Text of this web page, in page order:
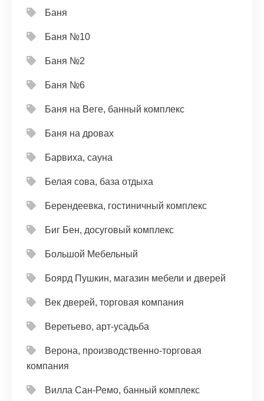
Баня
Баня №10
Баня №2
Баня №6
Баня на Веге, банный комплекс
Баня на дровах
Барвиха, сауна
Белая сова, база отдыха
Берендеевка, гостиничный комплекс
Биг Бен, досуговый комплекс
Большой Мебельный
Боярд Пушкин, магазин мебели и дверей
Век дверей, торговая компания
Веретьево, арт-усадьба
Верона, производственно-торговая
компания
Вилла Сан-Ремо, банный комплекс